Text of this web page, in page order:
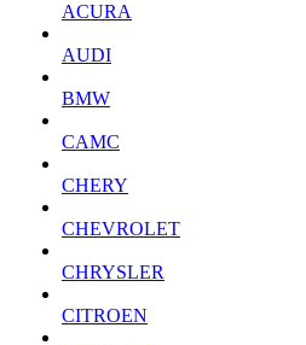
ACURA
AUDI
BMW
CAMC
CHERY
CHEVROLET
CHRYSLER
CITROEN